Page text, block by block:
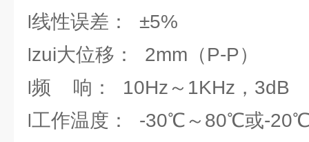
l线性误差： ±5%
lzui大位移： 2mm（P-P）
l频 响： 10Hz～1KHz，3dB
l工作温度： -30℃～80℃或-